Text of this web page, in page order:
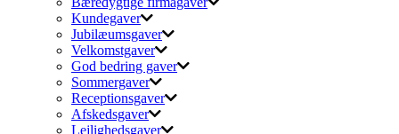
Kundegaver
Jubilæumsgaver
Velkomstgaver
God bedring gaver
Sommergaver
Receptionsgaver
Afskedsgaver
Lejlighedsgaver